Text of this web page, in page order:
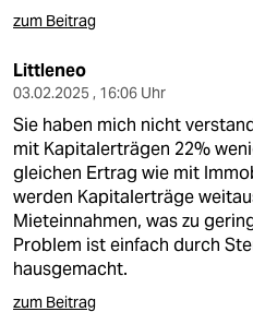
zum Beitrag
Littleneo
03.02.2025 , 16:06 Uhr
Sie haben mich nicht
mit Kapitalerträgen 22%
gleichen Ertrag wie mit
werden Kapitalerträge
Mieteinnahmen, was zu
Problem ist einfach durch
hausgemacht.
zum Beitrag